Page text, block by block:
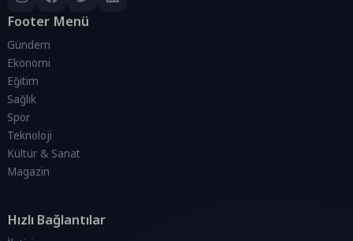
Footer Menü
Gündem
Ekonomi
Eğitim
Sağlık
Spor
Teknoloji
Kültür & Sanat
Magazin
Hızlı Bağlantılar